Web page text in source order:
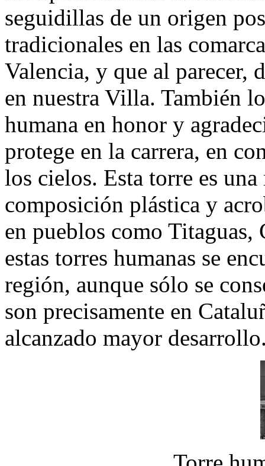
seguidillas de un origen
tradicionales en las
Valencia, y que al parecer,
en nuestra Villa. También
humana en honor y
protege en la carrera, en
los cielos. Esta torre es
composición plástica y
en pueblos como
estas torres humanas se
región, aunque sólo se
son precisamente en
alcanzado mayor